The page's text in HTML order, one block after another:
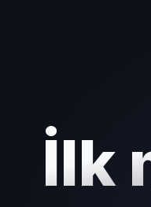
İlk